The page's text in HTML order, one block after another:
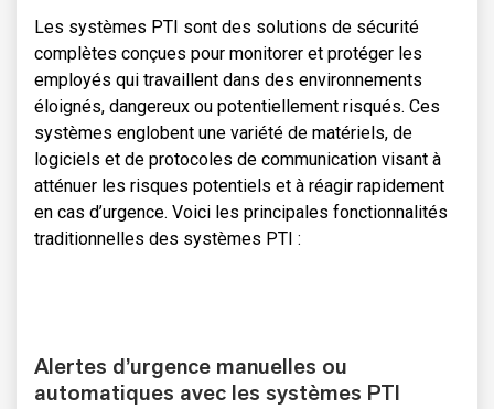
Les systèmes PTI sont des solutions de sécurité
complètes conçues pour monitorer et protéger les
employés qui travaillent dans des environnements
éloignés, dangereux ou potentiellement risqués. Ces
systèmes englobent une variété de matériels, de
logiciels et de protocoles de communication visant à
atténuer les risques potentiels et à réagir rapidement
en cas d’urgence. Voici les principales fonctionnalités
traditionnelles des systèmes PTI :
Alertes d’urgence manuelles ou
automatiques avec les systèmes PTI